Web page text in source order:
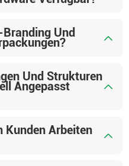
Und
Und Strukturen
Angepasst
Kunden Arbeiten